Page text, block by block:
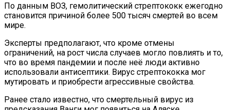
По данным ВОЗ, гемолитический стрептококк ежегодно
становится причиной более 500 тысяч смертей во всем
мире.
Эксперты предполагают, что кроме отмены
ограничений, на рост числа случаев могло повлиять и то,
что во время пандемии и после неё люди активно
использовали антисептики. Вирус стрептококка мог
мутировать и приобрести агрессивные свойства.
Ранее стало известно, что смертельный вирус из